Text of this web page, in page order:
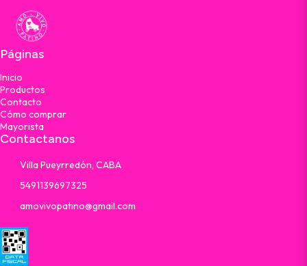
Páginas
Inicio
Productos
Contacto
Cómo comprar
Mayorista
Contactanos
Villa Pueyrredón, CABA
5491139697325
amovivopatino@gmail.com